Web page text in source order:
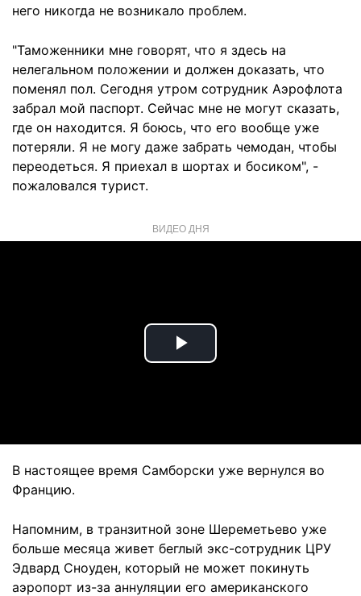
него никогда не возникало проблем.
"Таможенники мне говорят, что я здесь на
нелегальном положении и должен доказать, что
поменял пол. Сегодня утром сотрудник Аэрофлота
забрал мой паспорт. Сейчас мне не могут сказать,
где он находится. Я боюсь, что его вообще уже
потеряли. Я не могу даже забрать чемодан, чтобы
переодеться. Я приехал в шортах и босиком", -
пожаловался турист.
ВИДЕО ДНЯ
Play
В настоящее время Самборски уже вернулся во
Францию.
Напомним, в транзитной зоне Шереметьево уже
больше месяца живет беглый экс-сотрудник ЦРУ
Эдвард Сноуден, который не может покинуть
аэропорт из-за аннуляции его американского